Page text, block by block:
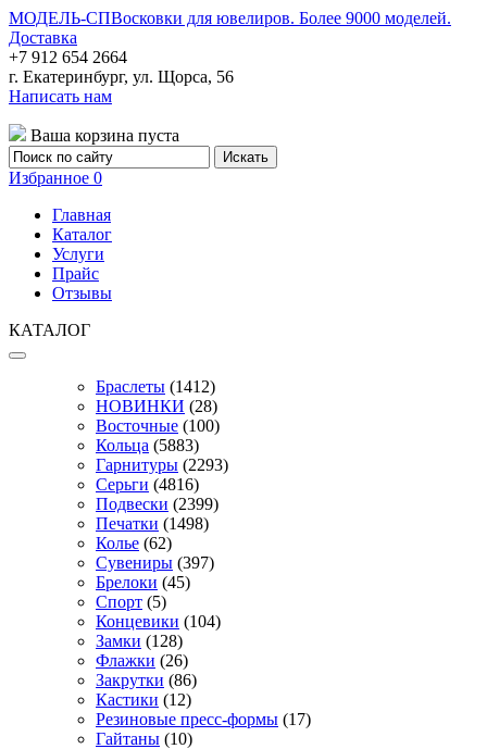
МОДЕЛЬ-СПВосковки для ювелиров. Более 9000 моделей.
Доставка
+7 912 654 2664
г. Екатеринбург, ул. Щорса, 56
Написать нам
Ваша корзина пуста
Избранное 0
Главная
Каталог
Услуги
Прайс
Отзывы
КАТАЛОГ
Браслеты (1412)
НОВИНКИ (28)
Восточные (100)
Кольца (5883)
Гарнитуры (2293)
Серьги (4816)
Подвески (2399)
Печатки (1498)
Колье (62)
Сувениры (397)
Брелоки (45)
Спорт (5)
Концевики (104)
Замки (128)
Флажки (26)
Закрутки (86)
Кастики (12)
Резиновые пресс-формы (17)
Гайтаны (10)